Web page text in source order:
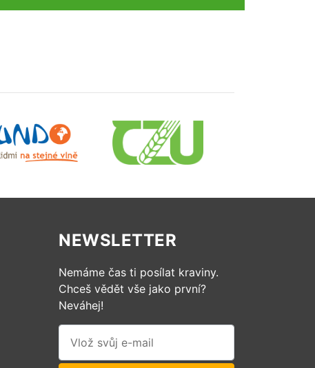
NEWSLETTER
Nemáme čas ti posílat kraviny.
Chceš vědět vše jako první?
Neváhej!